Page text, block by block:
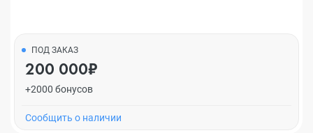
ПОД ЗАКАЗ
200 000₽
+2000 бонусов
Cообщить о наличии